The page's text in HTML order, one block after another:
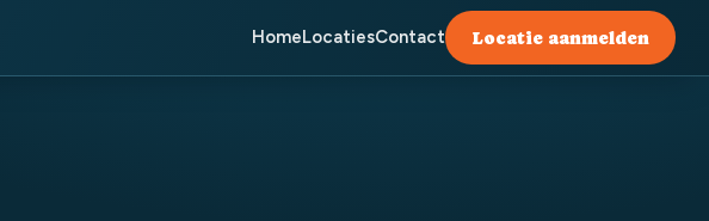
HomeLocatiesContact Locatie aanmelden